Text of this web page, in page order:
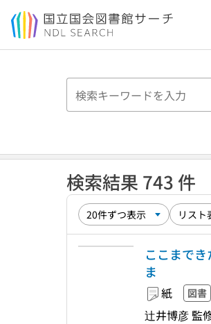
本文へ移動
検索結果 743 件
ここまで
ま
紙 図書
辻井博彦 監